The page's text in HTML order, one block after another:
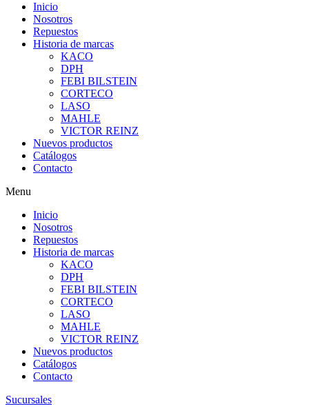
Inicio
Nosotros
Repuestos
Historia de marcas
KACO
DPH
FEBI BILSTEIN
CORTECO
LASO
MAHLE
VICTOR REINZ
Nuevos productos
Catálogos
Contacto
Menu
Inicio
Nosotros
Repuestos
Historia de marcas
KACO
DPH
FEBI BILSTEIN
CORTECO
LASO
MAHLE
VICTOR REINZ
Nuevos productos
Catálogos
Contacto
Sucursales